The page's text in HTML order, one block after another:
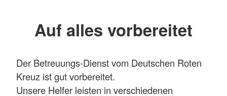
Auf alles vorbereitet
Der Betreuungs-Dienst vom Deutschen Roten
Kreuz ist gut vorbereitet.
Unsere Helfer leisten in verschiedenen